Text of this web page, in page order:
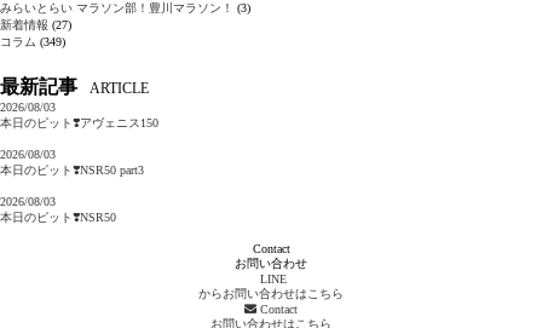
みらいとらい マラソン部！豊川マラソン！
(3)
新着情報 (27)
コラム (349)
最新記事 ARTICLE
2026/08/03
本日のピット❣️アヴェニス150
2026/08/03
本日のピット❣️NSR50 part3
2026/08/03
本日のピット❣️NSR50
Contact
お問い合わせ
LINE
からお問い合わせはこちら
Contact
お問い合わせはこちら